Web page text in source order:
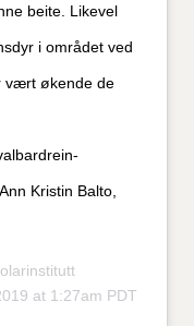
beite. Likevel
i området ved
vært økende de
Kristin Balto,
at 1:27am PDT